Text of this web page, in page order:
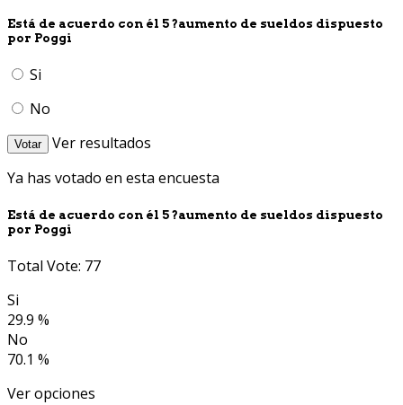
Está de acuerdo con él 5 ?aumento de sueldos dispuesto
por Poggi
Si
No
Votar
Ver resultados
Ya has votado en esta encuesta
Está de acuerdo con él 5 ?aumento de sueldos dispuesto
por Poggi
Total Vote: 77
Si
29.9 %
No
70.1 %
Ver opciones